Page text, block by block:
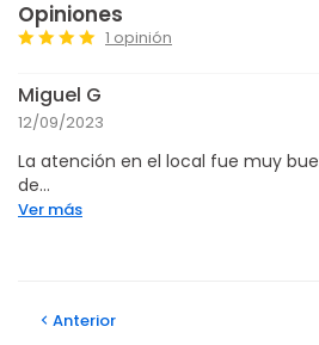
Opiniones
1 opinión
Miguel G
12/09/2023
La atención en el local fue muy
de...
Ver más
Anterior